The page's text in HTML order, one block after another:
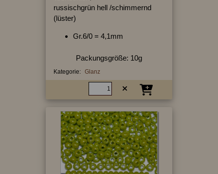
russischgrün hell /schimmernd
(lüster)
Gr.6/0 = 4,1mm
Packungsgröße: 10g
Kategorie: Glanz